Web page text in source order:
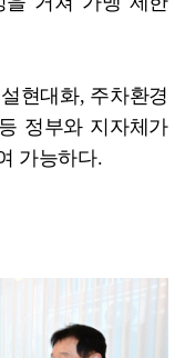
현대화, 주차환경
정부와 지자체가
가능하다.